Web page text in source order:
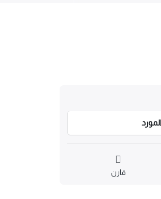
قارن